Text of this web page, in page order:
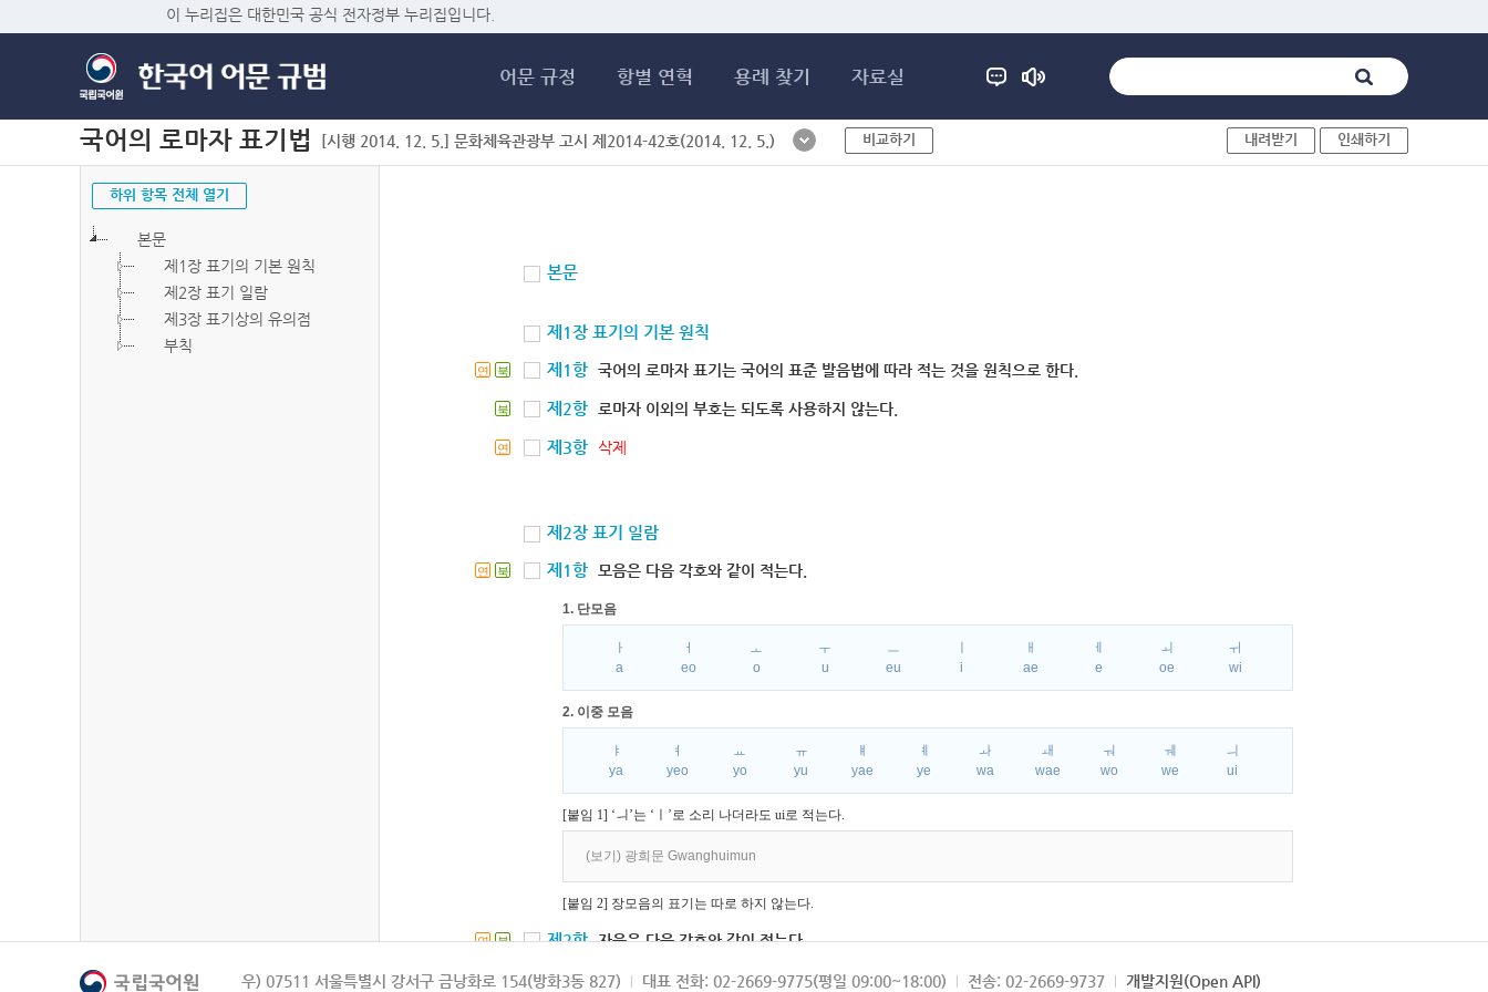
이 누리집은 대한민국 공식 전자정부 누리집입니다.
어문 규정 항별 연혁 용례 찾기 자료실
국어의 로마자 표기법 [시행 2014. 12. 5.] 문화체육관광부 고시 제2014-42호(2014. 12. 5.) 비교하기 내려받기 인쇄하기
하위 항목 전체 열기
본문
제1장 표기의 기본 원칙
제2장 표기 일람
제3장 표기상의 유의점
부칙
본문
제1장 표기의 기본 원칙
연 북 제1항 국어의 로마자 표기는 국어의 표준 발음법에 따라 적는 것을 원칙으로 한다.
북 제2항 로마자 이외의 부호는 되도록 사용하지 않는다.
연 제3항 삭제
제2장 표기 일람
연 북 제1항 모음은 다음 각호와 같이 적는다.
1. 단모음
ㅏ
a
ㅓ
eo
ㅗ
o
ㅜ
u
ㅡ
eu
i
ㅐ
ae
ㅔ
e
ㅚ
oe
ㅟ
wi
2. 이중 모음
ㅑ
ya
ㅕ
yeo
ㅛ
yo
ㅠ
yu
ㅒ
yae
ㅖ
ye
ㅘ
wa
ㅙ
wae
ㅝ
wo
ㅞ
we
ㅢ
ui
[붙임 1] ‘ㅢ’는 ‘ㅣ’로 소리 나더라도 ui로 적는다.
(보기) 광희문 Gwanghuimun
[붙임 2] 장모음의 표기는 따로 하지 않는다.
연 북 제2항 자음은 다음 각호와 같이 적는다.
1. 파열음
우) 07511 서울특별시 강서구 금낭화로 154(방화3동 827) 대표 전화: 02-2669-9775(평일 09:00~18:00) 전송: 02-2669-9737 개발지원(Open API)